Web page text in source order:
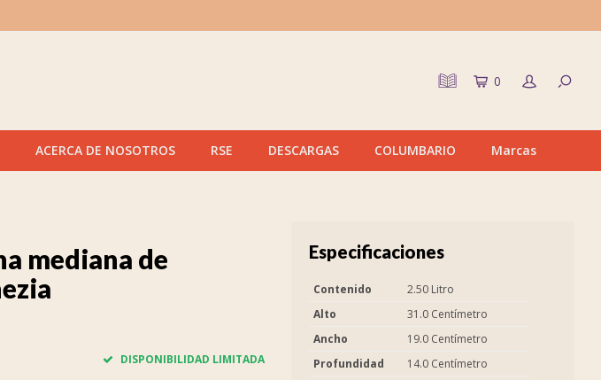
0
ACERCA DE NOSOTROS RSE DESCARGAS COLUMBARIO Marcas
mediana de
DISPONIBILIDAD LIMITADA
Especificaciones
Contenido
2.50 Litro
Alto
31.0 Centímetro
Ancho
19.0 Centímetro
Profundidad
14.0 Centímetro